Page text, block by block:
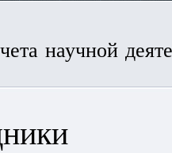
научной